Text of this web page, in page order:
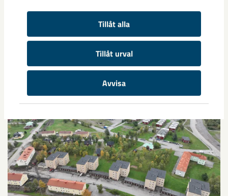
Tillåt alla
Tillåt urval
Avvisa
Relaterat innehåll